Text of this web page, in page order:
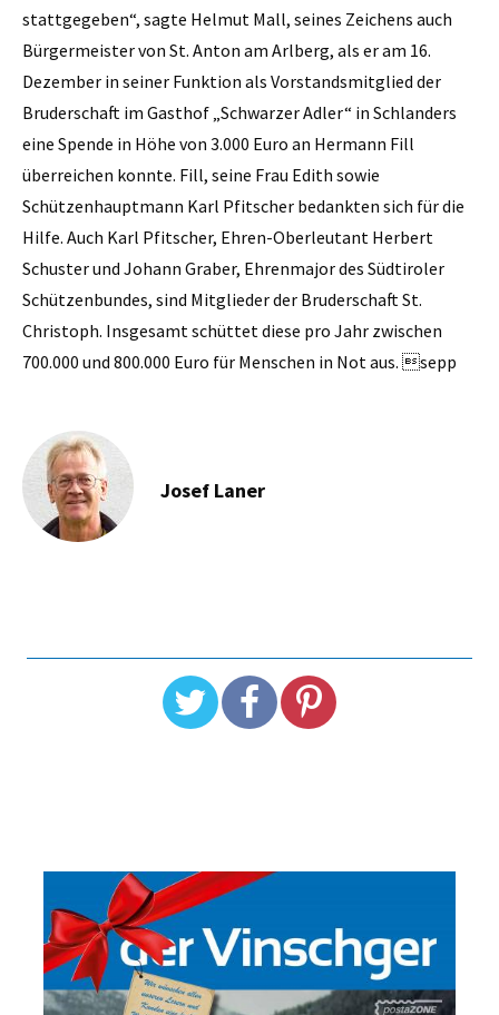
stattgegeben“, sagte Helmut Mall, seines Zeichens auch
Bürgermeister von St. Anton am Arlberg, als er am 16.
Dezember in seiner Funktion als Vorstandsmitglied der
Bruderschaft im Gasthof „Schwarzer Adler“ in Schlanders
eine Spende in Höhe von 3.000 Euro an Hermann Fill
überreichen konnte. Fill, seine Frau Edith sowie
Schützenhauptmann Karl ­Pfitscher bedankten sich für die
Hilfe. Auch Karl ­Pfitscher, Ehren-Oberleutant Herbert
Schuster und Johann Graber, Ehrenmajor des Südtiroler
Schützenbundes, sind Mitglieder der Bruderschaft St.
Christoph. Insgesamt schüttet diese pro Jahr zwischen
700.000 und 800.000 Euro für Menschen in Not aus. sepp
Josef Laner